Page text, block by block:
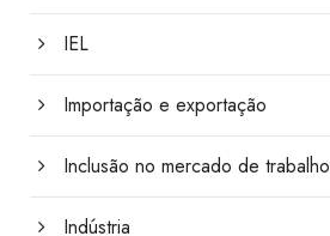
IEL
Importação e exportação
Inclusão no mercado de trabalho
Indústria